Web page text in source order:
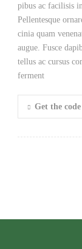
pibus ac facilisis
Pellentesque
cinia quam
augue. Fusce
tellus ac cursus
ferment
Get the code